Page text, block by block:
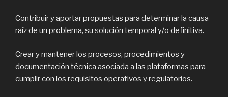
Contribuir y aportar propuestas para determinar la causa
raíz de un problema, su solución temporal y/o definitiva.
Crear y mantener los procesos, procedimientos y
documentación técnica asociada a las plataformas para
cumplir con los requisitos operativos y regulatorios.